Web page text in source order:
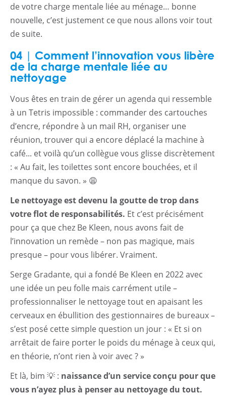
de votre charge mentale liée au ménage… bonne
nouvelle, c’est justement ce que nous allons voir tout
de suite.
04 | Comment l’innovation vous libère
de la charge mentale liée au
nettoyage
Vous êtes en train de gérer un agenda qui ressemble
à un Tetris impossible : commander des cartouches
d’encre, répondre à un mail RH, organiser une
réunion, trouver qui a encore déplacé la machine à
café... et voilà qu’un collègue vous glisse discrètement
: « Au fait, les toilettes sont encore bouchées, et il
manque du savon. » 😩
Le nettoyage est devenu la goutte de trop dans
votre flot de responsabilités. Et c’est précisément
pour ça que chez Be Kleen, nous avons fait de
l’innovation un remède – non pas magique, mais
presque – pour vous libérer. Vraiment.
Serge Gradante, qui a fondé Be Kleen en 2022 avec
une idée un peu folle mais carrément utile –
professionnaliser le nettoyage tout en apaisant les
cerveaux en ébullition des gestionnaires de bureaux –
s’est posé cette simple question un jour : « Et si on
arrêtait de faire porter le poids du ménage à ceux qui,
en théorie, n’ont rien à voir avec ? »
Et là, bim 💡 : naissance d’un service conçu pour que
vous n’ayez plus à penser au nettoyage du tout.